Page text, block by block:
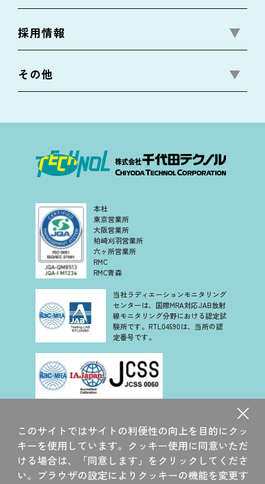
採用情報
その他
本社
東京営業所
大阪営業所
柏崎刈羽営業所
六ヶ所営業所
RMC
RMC青森
当社ラディエーションモニタリング
センターは、国際MRA対応JAB放射
線モニタリング分野における認定試
験所です。RTL04590は、当所の認
定番号です。
定されています。JCSS を運営している認定機関(IAJapan)
は、アジア太平洋認定協力機構(APAC)及び国際試験所認定協
力機構(ILAC)の相互承認に署名しています。
当社大洗研究所は、国際 MRA 対応 JCSS 認定事業者です。
JCSS 0060 は、当所の認定番号です。
このサイトではサイトの利便性の向上を目的にクッ
キーを使用しています。クッキー使用に同意いただ
ける場合は、「同意します」をクリックしてくださ
い。ブラウザの設定によりクッキーの機能を変更す